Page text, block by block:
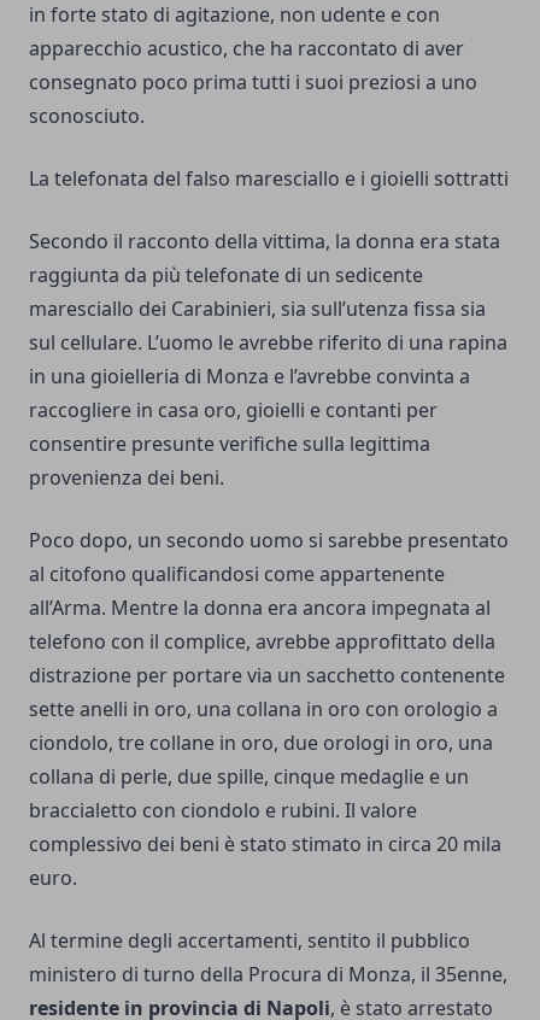
in forte stato di agitazione, non udente e con
apparecchio acustico, che ha raccontato di aver
consegnato poco prima tutti i suoi preziosi a uno
sconosciuto.
La telefonata del falso maresciallo e i gioielli sottratti
Secondo il racconto della vittima, la donna era stata
raggiunta da più telefonate di un sedicente
maresciallo dei Carabinieri, sia sull’utenza fissa sia
sul cellulare. L’uomo le avrebbe riferito di una rapina
in una gioielleria di Monza e l’avrebbe convinta a
raccogliere in casa oro, gioielli e contanti per
consentire presunte verifiche sulla legittima
provenienza dei beni.
Poco dopo, un secondo uomo si sarebbe presentato
al citofono qualificandosi come appartenente
all’Arma. Mentre la donna era ancora impegnata al
telefono con il complice, avrebbe approfittato della
distrazione per portare via un sacchetto contenente
sette anelli in oro, una collana in oro con orologio a
ciondolo, tre collane in oro, due orologi in oro, una
collana di perle, due spille, cinque medaglie e un
braccialetto con ciondolo e rubini. Il valore
complessivo dei beni è stato stimato in circa 20 mila
euro.
Al termine degli accertamenti, sentito il pubblico
ministero di turno della Procura di Monza, il 35enne,
residente in provincia di Napoli, è stato arrestato